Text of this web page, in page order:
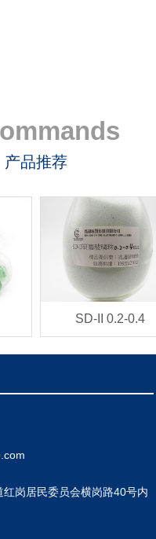
产品推荐
SD-II 0.2-0.4
岗居民委员会横岗路40号内